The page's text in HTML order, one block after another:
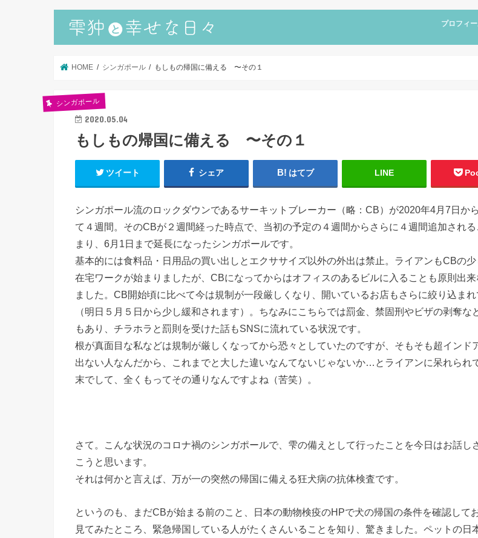
プロフィ
HOME シンガポール もしもの帰国に備える 〜その１
シンガポール
2020.05.04
もしもの帰国に備える 〜その１
ツイート シェア はてブ LINE
シンガポール流のロックダウンであるサーキットブレーカー（略：CB）が2020年4月7日か
て４週間。そのCBが２週間経った時点で、当初の予定の４週間からさらに４週間追加され
まり、6月1日まで延長になったシンガポールです。
基本的には食料品・日用品の買い出しとエクササイズ以外の外出は禁止。ライアンもCBの少
在宅ワークが始まりましたが、CBになってからはオフィスのあるビルに入ることも原則出来
ました。CB開始頃に比べて今は規制が一段厳しくなり、開いているお店もさらに絞り込ま
（明日５月５日から少し緩和されます）。ちなみにこちらでは罰金、禁固刑やビザの剥奪な
もあり、チラホラと罰則を受けた話もSNSに流れている状況です。
根が真面目な私などは規制が厳しくなってから恐々としていたのですが、そもそも超インド
出ない人なんだから、これまでと大した違いなんてないじゃないか…とライアンに呆れられ
末でして、全くもってその通りなんですよね（苦笑）。
さて。こんな状況のコロナ禍のシンガポールで、雫の備えとして行ったことを今日はお話し
こうと思います。
それは何かと言えば、万が一の突然の帰国に備える狂犬病の抗体検査です。
というのも、まだCBが始まる前のこと、日本の動物検疫のHPで犬の帰国の条件を確認して
見てみたところ、緊急帰国している人がたくさんいることを知り、驚きました。ペットの日